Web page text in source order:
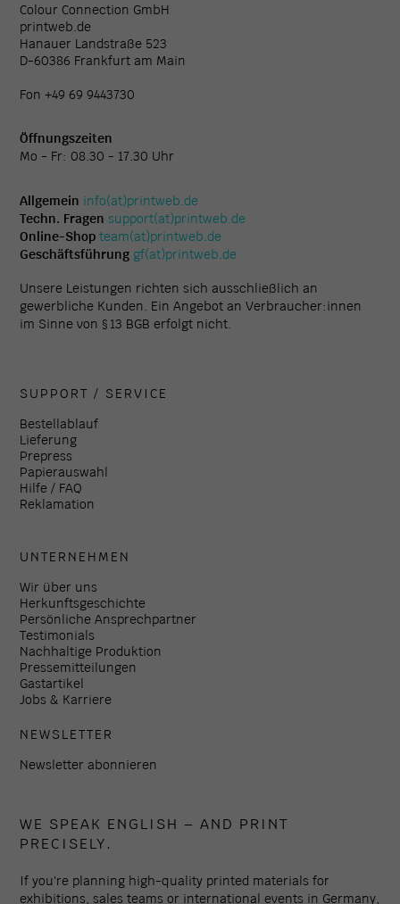
Colour Connection GmbH
printweb.de
Hanauer Landstraße 523
D-60386 Frankfurt am Main
Fon +49 69 9443730
Öffnungszeiten
Mo - Fr: 08.30 - 17.30 Uhr
Allgemein info(at)printweb.de
Techn. Fragen support(at)printweb.de
Online-Shop team(at)printweb.de
Geschäftsführung gf(at)printweb.de
Unsere Leistungen richten sich ausschließlich an
gewerbliche Kunden. Ein Angebot an Verbraucher:innen
im Sinne von § 13 BGB erfolgt nicht.
SUPPORT / SERVICE
Bestellablauf
Lieferung
Prepress
Papierauswahl
Hilfe / FAQ
Reklamation
UNTERNEHMEN
Wir über uns
Herkunftsgeschichte
Persönliche Ansprechpartner
Testimonials
Nachhaltige Produktion
Pressemitteilungen
Gastartikel
Jobs & Karriere
NEWSLETTER
Newsletter abonnieren
WE SPEAK ENGLISH – AND PRINT
PRECISELY.
If you're planning high-quality printed materials for
exhibitions, sales teams or international events in Germany,